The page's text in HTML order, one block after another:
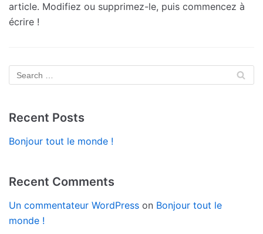
article. Modifiez ou supprimez-le, puis commencez à
écrire !
Recent Posts
Bonjour tout le monde !
Recent Comments
Un commentateur WordPress on Bonjour tout le
monde !